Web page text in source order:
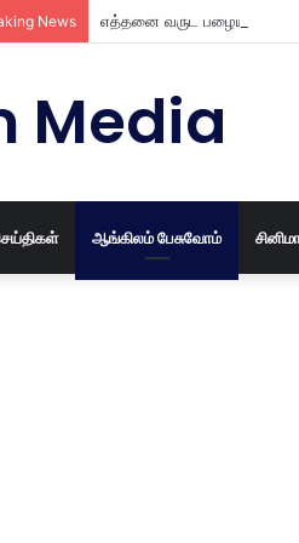
News எத்தனை வருட பழைய
Media
ஆங்கிலம் பேசுவோம்